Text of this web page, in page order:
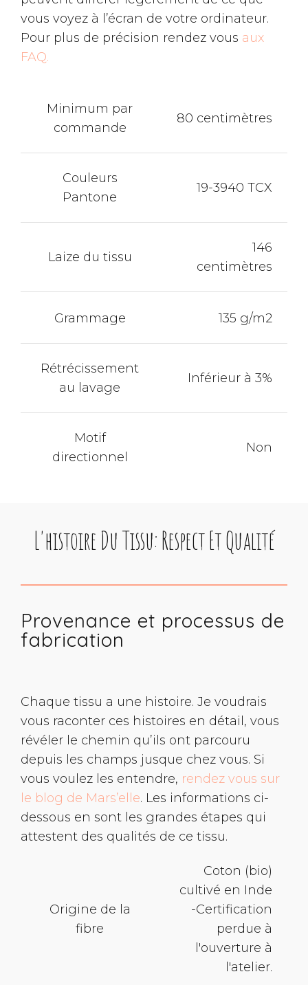
vous voyez à l’écran de votre ordinateur.
Pour plus de précision rendez vous aux
FAQ.
Minimum par
commande
80 centimètres
Couleurs
Pantone
19-3940 TCX
Laize du tissu
146
centimètres
Grammage 135 g/m2
Rétrécissement
au lavage
Inférieur à 3%
Motif
directionnel
Non
L'histoire Du Tissu: Respect Et Qualité
Provenance et processus de
fabrication
Chaque tissu a une histoire. Je voudrais
vous raconter ces histoires en détail, vous
révéler le chemin qu’ils ont parcouru
depuis les champs jusque chez vous. Si
vous voulez les entendre, rendez vous sur
le blog de Mars’elle. Les informations ci-
dessous en sont les grandes étapes qui
attestent des qualités de ce tissu.
Origine de la
fibre
Coton (bio)
cultivé en Inde
-Certification
perdue à
l'ouverture à
l'atelier.